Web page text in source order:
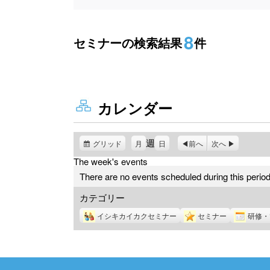
セミナーの検索結果8件
カレンダー
グリッド 月 週 日 前へ 次へ
The week's events
There are no events scheduled during this
カテゴリー
イシキカイカクセミナー セミナー 研修